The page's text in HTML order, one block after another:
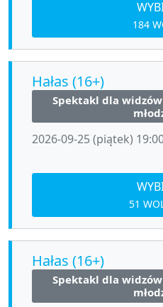
184
Hałas (16+)
Spektakl dla
2026-09-25 (piątek)
51
Hałas (16+)
Spektakl dla